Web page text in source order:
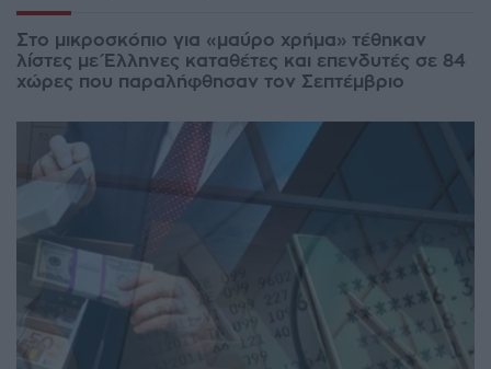
Στο μικροσκόπιο για «μαύρο χρήμα» τέθηκαν
λίστες με Έλληνες καταθέτες και επενδυτές σε 84
χώρες που παραλήφθησαν τον Σεπτέμβριο